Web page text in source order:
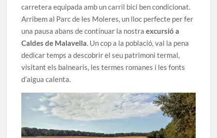
carretera equipada amb un carril bici ben condicionat.
Arribem al Parc de les Moleres, un lloc perfecte per fer
una pausa abans de continuar la nostraexcursió a
Caldes de Malavella. Un cop a la població, val la pena
dedicar temps a descobrir el seu patrimoni termal,
visitant els balnearis, les termes romanes i les fonts
d’aigua calenta.